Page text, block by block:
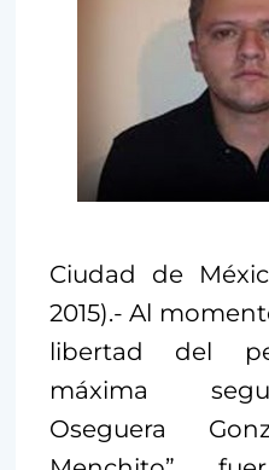
Ciudad de
2015).- Al
libertad del
máxima
Oseguera